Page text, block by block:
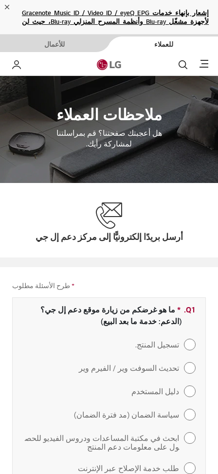
إشعار بإنهاء خدمات Gracenote Music ID / Video ID / eyeQ EPG
لأجهزة مشغّل Blu-ray وأنظمة المسرح المنزلي Blu-ray، حيث لن
للعملاء للأعمال
Menu بحث
ملاحظات العملاء
هل أعجبتك صفحتنا؟ قم بمراسلتنا
لمشاركة رأيك.
أرسل بريدًا إلكترونيًّا إلى مركز دعم إل جي
* طرح الأسئلة مطلوب
Q1.
* حقل مطلوب
ما هو غرضكم من زيارة موقع دعم إل جي؟
(الدعم: خدمة ما بعد البيع)
تسجيل المنتج.
تحديث السوفت وير / الفيرم وير
دليل المستخدم
سياسة الضمان (مد فترة الضمان)
ابحث في مكتبة المساعدات ودروس الفيديو للحص
ول على معلومات دعم المنتج
طلب خدمة الإصلاح عبر الإنترنت